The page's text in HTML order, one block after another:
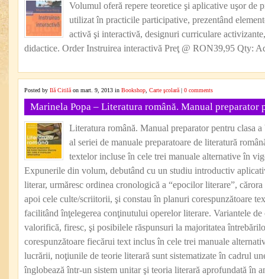
Volumul oferă repere teoretice şi aplicative uşor de
utilizat în practicile participative, prezentând
activă şi interactivă, designuri curriculare
didactice. Order Instruirea interactivă Preţ @ RON39,95 Qty:
Posted by Ilă Citilă on mart. 9, 2013 in Bookshop Carte şcolară | 0 comments
Marinela Popa – Literatura română. Manual preparator
Literatura română. Manual preparator pentru clasa
al seriei de manuale preparatoare de literatură
textelor incluse în cele trei manuale alternative în
Expunerile din volum, debutând cu un studiu introductiv
literar, urmăresc ordinea cronologică a “epocilor literare”,
apoi cele culte/scriitorii, şi constau în planuri corespunzătoare
facilitând înţelegerea conţinutului operelor literare. Variantele
valorifică, firesc, şi posibilele răspunsuri la majoritatea
corespunzătoare fiecărui text inclus în cele trei manuale
lucrării, noţiunile de teorie literară sunt sistematizate în cadrul
înglobează într-un sistem unitar şi teoria literară aprofundată în